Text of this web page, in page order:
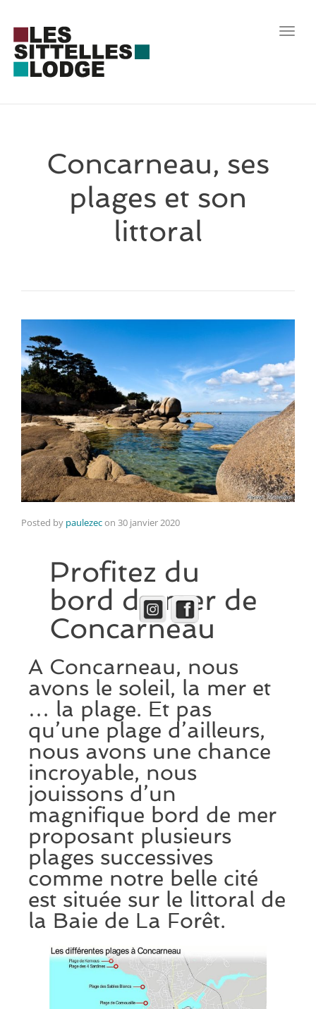
Concarneau, ses
plages et son
littoral
Posted by paulezecon 30 janvier 2020
Profitez du
bord de mer de
Concarneau
A Concarneau, nous
avons le soleil, la mer et
… la plage. Et pas
qu’une plage d’ailleurs,
nous avons une chance
incroyable, nous
jouissons d’un
magnifique bord de mer
proposant plusieurs
plages successives
comme notre belle cité
est située sur le littoral de
la Baie de La Forêt.